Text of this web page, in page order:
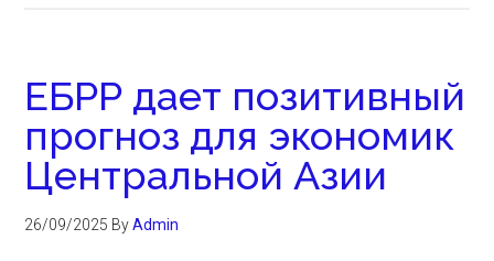
ЕБРР дает позитивный
прогноз для экономик
Центральной Азии
26/09/2025 ByAdmin